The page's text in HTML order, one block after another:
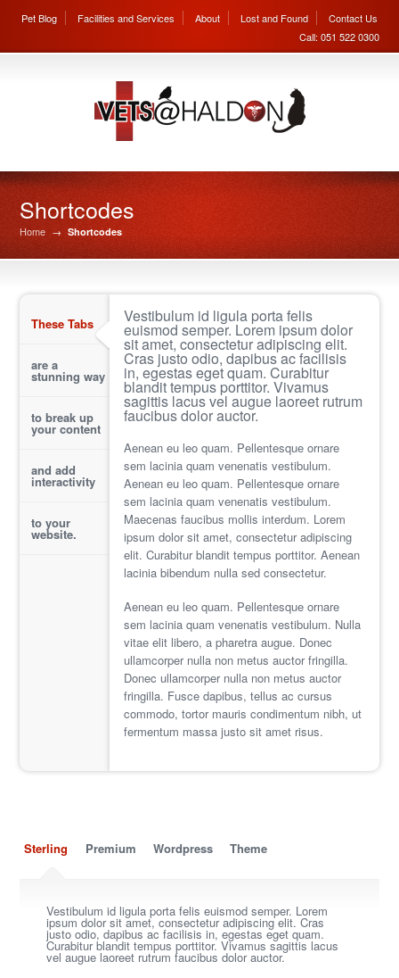
Pet Blog Facilities and Services About Lost and Found
Contact Us
Call: 051 522 0300
Shortcodes
Home → Shortcodes
These Tabs Vestibulum id ligula porta felis
euismod semper. Lorem ipsum dolor
sit amet, consectetur adipiscing elit.
Cras justo odio, dapibus ac facilisis
in, egestas eget quam. Curabitur
blandit tempus porttitor. Vivamus
sagittis lacus vel augue laoreet rutrum
faucibus dolor auctor.
Aenean eu leo quam. Pellentesque ornare
sem lacinia quam venenatis vestibulum.
Aenean eu leo quam. Pellentesque ornare
sem lacinia quam venenatis vestibulum.
Maecenas faucibus mollis interdum. Lorem
ipsum dolor sit amet, consectetur adipiscing
elit. Curabitur blandit tempus porttitor. Aenean
lacinia bibendum nulla sed consectetur.
Aenean eu leo quam. Pellentesque ornare
sem lacinia quam venenatis vestibulum. Nulla
vitae elit libero, a pharetra augue. Donec
ullamcorper nulla non metus auctor fringilla.
Donec ullamcorper nulla non metus auctor
fringilla. Fusce dapibus, tellus ac cursus
commodo, tortor mauris condimentum nibh, ut
fermentum massa justo sit amet risus.
are a
stunning way
to break up
your content
and add
interactivity
to your
website.
Sterling
Vestibulum id ligula porta felis euismod semper. Lorem
ipsum dolor sit amet, consectetur adipiscing elit. Cras
justo odio, dapibus ac facilisis in, egestas eget quam.
Curabitur blandit tempus porttitor. Vivamus sagittis lacus
vel augue laoreet rutrum faucibus dolor auctor.
Premium Wordpress Theme